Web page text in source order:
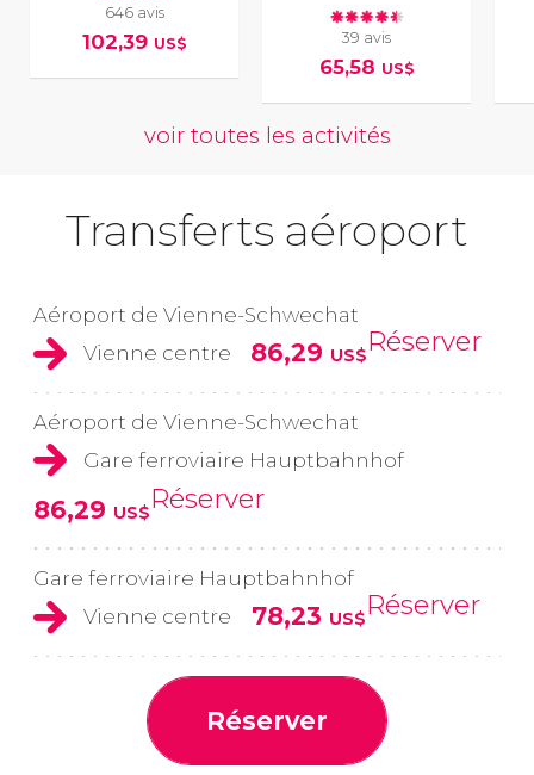
646 avis
102,39 US$ 39 avis
65,58 US$
voir toutes les activités
Transferts aéroport
Aéroport de Vienne-Schwechat
Vienne centre
86,29 US$Réserver
Aéroport de Vienne-Schwechat
Gare ferroviaire Hauptbahnhof
86,29 US$Réserver
Gare ferroviaire Hauptbahnhof
Vienne centre
78,23 US$Réserver
Réserver